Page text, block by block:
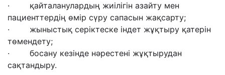
· қайталанулардың жиілігін азайту мен
пациенттердің өмір сүру сапасын жақсарту;
· жыныстық серіктеске індет жұқтыру қатерін
төмендету;
· босану кезінде нәрестені жұқтырудан
сақтандыру.